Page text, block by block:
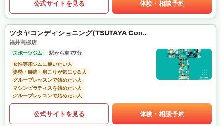
公式サイトを見る 体験・相談予約
ツタヤコンディショニング(TSUTAYA Conditioning)PILATES
福井高柳店
スポーツジム
駅から車で7分
女性専用ジムに通いたい人
姿勢・腰痛・肩こりが気になる人
グループレッスンで始めたい人
マシンピラティスを始めたい人
グループレッスンで始めたい人
公式サイトを見る 体験・相談予約